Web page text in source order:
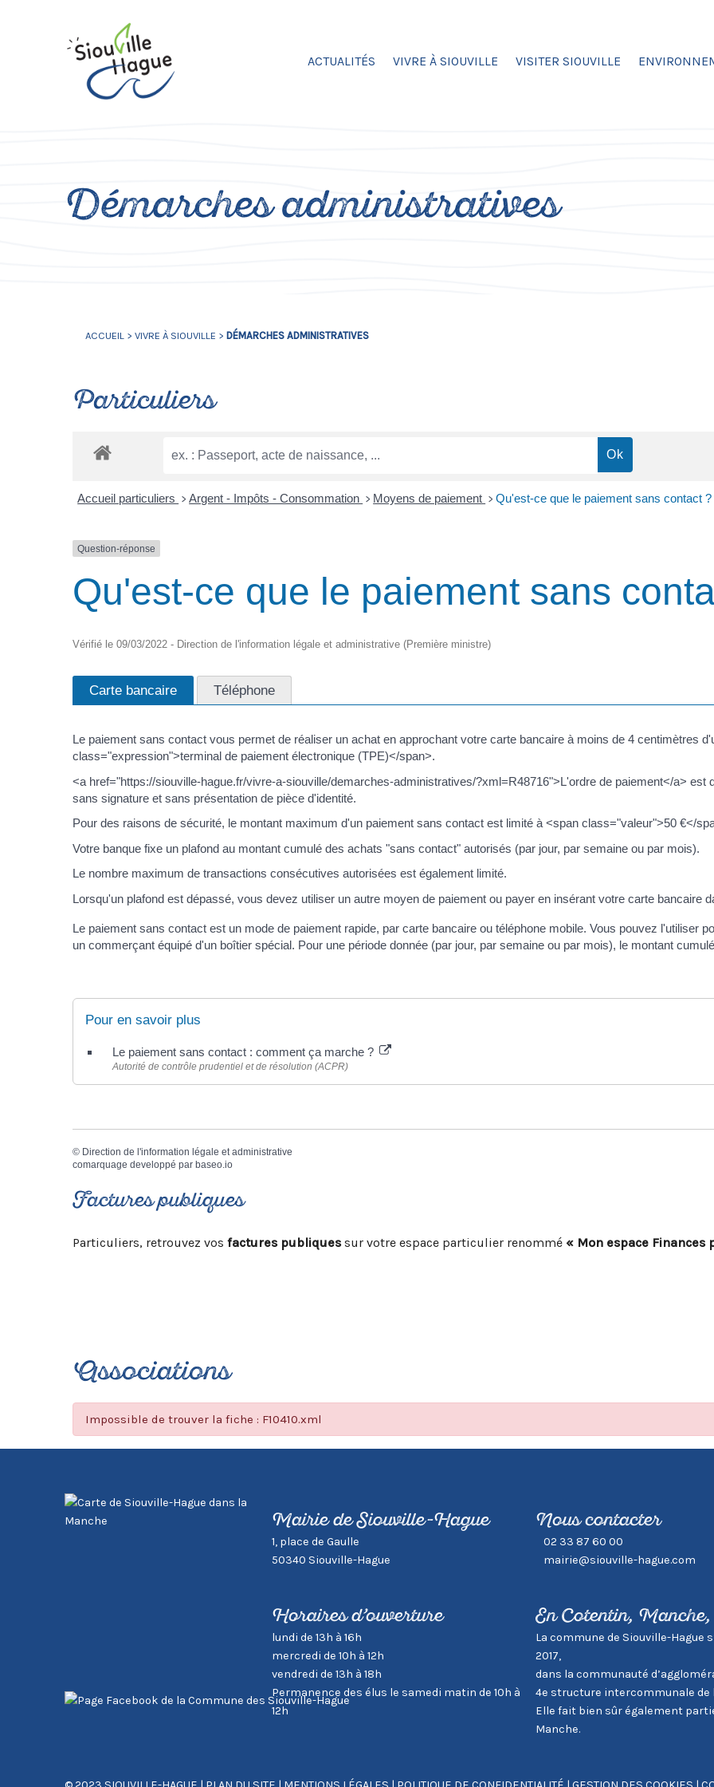
ACTUALITÉS VIVRE À SIOUVILLE VISITER SIOUVILLE
Démarches administratives
ACCUEIL > VIVRE À SIOUVILLE > DÉMARCHES ADMINISTRATIVES
Particuliers
Accueil particuliers > Argent - Impôts - Consommation > Moyens de paiement > Qu'est-ce que le paiement sans contact ?
Question-réponse
Qu'est-ce que le paiement sans
Vérifié le 09/03/2022 - Direction de l'information légale et administrative (Première ministre)
Carte bancaire Téléphone
Le paiement sans contact vous permet de réaliser un achat en approchant votre carte bancaire à moins de 4 centimètres
class="expression">terminal de paiement électronique (TPE)</span>.
<a href="https://siouville-hague.fr/vivre-a-siouville/demarches-administratives/?xml=R48716">L'ordre de paiement</a> est
sans signature et sans présentation de pièce d'identité.
Pour des raisons de sécurité, le montant maximum d'un paiement sans contact est limité à <span class="valeur">50 €</
Votre banque fixe un plafond au montant cumulé des achats "sans contact" autorisés (par jour, par semaine ou par mois).
Le nombre maximum de transactions consécutives autorisées est également limité.
Lorsqu'un plafond est dépassé, vous devez utiliser un autre moyen de paiement ou payer en insérant votre carte bancaire
Le paiement sans contact est un mode de paiement rapide, par carte bancaire ou téléphone mobile. Vous pouvez l'utiliser
un commerçant équipé d'un boîtier spécial. Pour une période donnée (par jour, par semaine ou par mois), le montant
Pour en savoir plus
Le paiement sans contact : comment ça marche ?
Autorité de contrôle prudentiel et de résolution (ACPR)
© Direction de l'information légale et administrative
comarquage developpé par baseo.io
Factures publiques
Particuliers, retrouvez vos factures publiquessur votre espace particulier renommé « Mon espace Finances
Associations
Impossible de trouver la fiche : F10410.xml
Mairie de Siouville-Hague
1, place de Gaulle
50340 Siouville-Hague
Horaires d’ouverture
lundi de 13h à 16h
mercredi de 10h à 12h
vendredi de 13h à 18h
Permanence des élus le samedi matin de 10h à
12h
Nous contacter
02 33 87 60 00
mairie@siouville-hague.com
En Cotentin,
La commune de Siouville-Hague
2017,
dans la communauté
4e structure intercommunale de
Elle fait bien sûr également
Manche.